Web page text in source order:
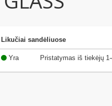
Likučiai sandėliuose
Yra Pristatymas iš tiekėjų